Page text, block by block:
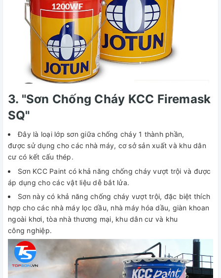
3. "Sơn Chống Cháy KCC Firemask
SQ"
Đây là loại lớp sơn giữa chống cháy 1 thành phần,
được sử dụng cho các nhà máy, cơ sở sản xuất và khu dân
cư có kết cấu thép.
Sơn KCC Paint có khả năng chống cháy vượt trội và được
áp dụng cho các vật liệu dễ bắt lửa.
Sơn này có khả năng chống cháy vượt trội, đặc biệt thích
hợp cho các nhà máy lọc dầu, nhà máy hóa dầu, giàn khoan
ngoài khơi, tòa nhà thương mại, khu dân cư và khu
công nghiệp.